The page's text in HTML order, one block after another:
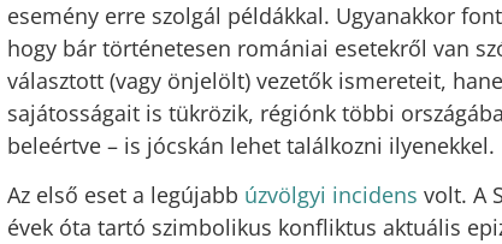
esemény erre szolgál példákkal. Ugyanakkor
hogy bár történetesen romániai esetekről van
választott (vagy önjelölt) vezetők ismereteit,
sajátosságait is tükrözik, régiónk többi
beleértve – is jócskán lehet találkozni
Az első eset a legújabb úzvölgyi incidens volt. A
évek óta tartó szimbolikus konfliktus aktuális